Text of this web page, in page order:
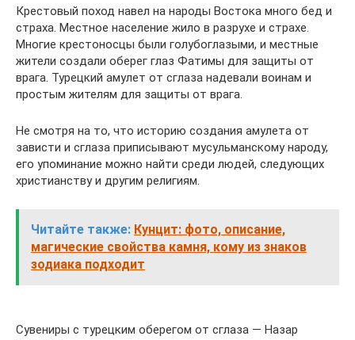
Крестовый поход навел на народы Востока много бед и
страха. Местное население жило в разрухе и страхе.
Многие крестоносцы были голубоглазыми, и местные
жители создали оберег глаз Фатимы для защиты от
врага. Турецкий амулет от сглаза надевали воинам и
простым жителям для защиты от врага.
Не смотря на то, что историю создания амулета от
зависти и сглаза приписывают мусульманскому народу,
его упоминание можно найти среди людей, следующих
христианству и другим религиям.
Читайте также: Кунцит: фото, описание,
магические свойства камня, кому из знаков
зодиака подходит
Сувениры с турецким оберегом от сглаза — Назар